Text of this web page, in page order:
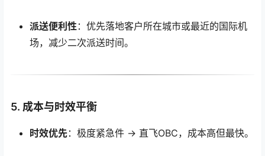
派送便利性 ：优先落地客户所在城市或最近的国际机
场，减少二次派送时间。
5. 成本与时效平衡
时效优先：极度紧急件 → 直飞OBC，成本高但最快。